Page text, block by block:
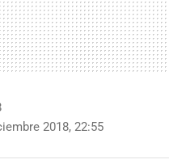
2018, 22:55